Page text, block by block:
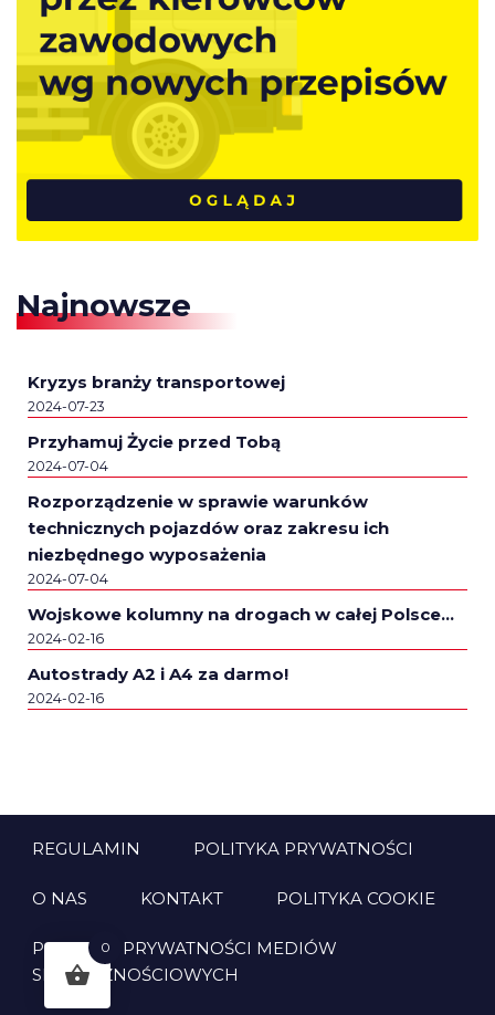
Najnowsze
Kryzys branży transportowej
2024-07-23
Przyhamuj Życie przed Tobą
2024-07-04
Rozporządzenie w sprawie warunków
technicznych pojazdów oraz zakresu ich
niezbędnego wyposażenia
2024-07-04
Wojskowe kolumny na drogach w całej Polsce…
2024-02-16
Autostrady A2 i A4 za darmo!
2024-02-16
REGULAMIN POLITYKA PRYWATNOŚCI
O NAS KONTAKT POLITYKA COOKIE
POLITYKA PRYWATNOŚCI MEDIÓW
SPOŁECZNOŚCIOWYCH
0